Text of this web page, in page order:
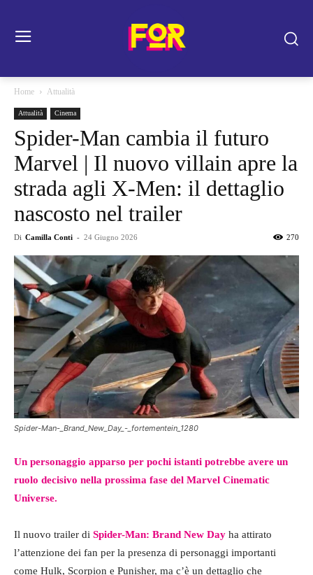
Home Attualità
Attualità Cinema
Spider-Man cambia il futuro
Marvel | Il nuovo villain apre la
strada agli X-Men: il dettaglio
nascosto nel trailer
Di Camilla Conti - 24 Giugno 2026 270
Spider-Man-_Brand_New_Day_-_fortementein_1280
Un personaggio apparso per pochi istanti potrebbe avere un
ruolo decisivo nella prossima fase del Marvel Cinematic
Universe.
Il nuovo trailer di Spider-Man: Brand New Day ha attirato
l’attenzione dei fan per la presenza di personaggi importanti
come Hulk, Scorpion e Punisher, ma c’è un dettaglio che